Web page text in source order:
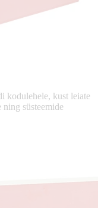
kodulehele, kust leiate
süsteemide